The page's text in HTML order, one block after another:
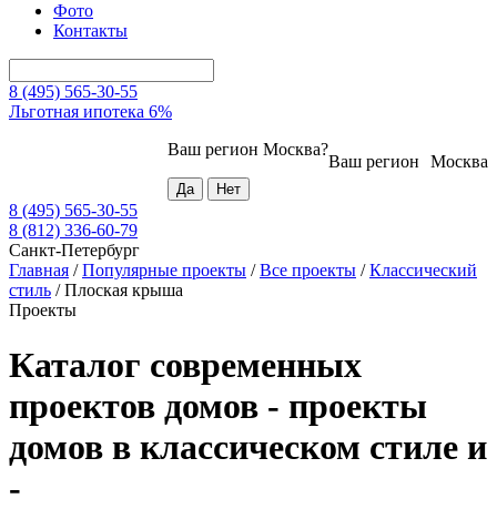
Фото
Контакты
8 (495) 565-30-55
Льготная ипотека 6%
Москва
Ваш регион
Ваш регион Москва?
8 (495) 565-30-55
8 (812) 336-60-79
Санкт-Петербург
Главная /Популярные проекты /Все проекты /Классический
стиль /Плоская крыша
Проекты
Каталог современных
проектов домов - проекты
домов в классическом стиле и
-